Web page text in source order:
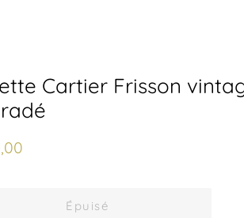
Cartier Frisson
Épuisé